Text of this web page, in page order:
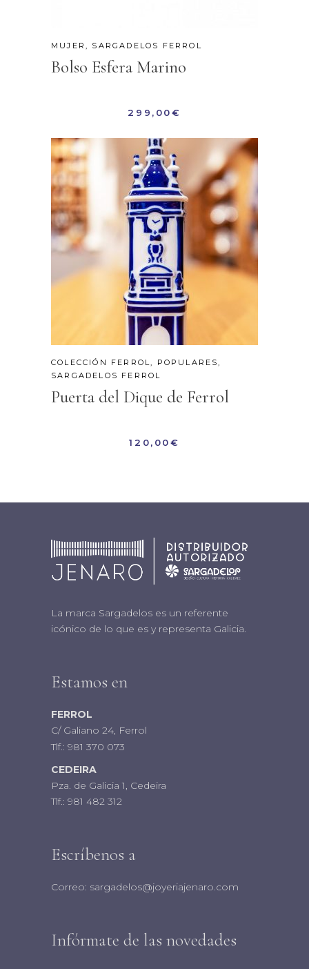
MUJER , SARGADELOS FERROL
Bolso Esfera Marino
299,00€
COLECCIÓN FERROL, POPULARES,
SARGADELOS FERROL
Puerta del Dique de Ferrol
120,00€
La marca Sargadelos es un referente
icónico de lo que es y representa Galicia.
Estamos en
FERROL
C/ Galiano 24, Ferrol
Tlf.: 981 370 073
CEDEIRA
Pza. de Galicia 1, Cedeira
Tlf.: 981 482 312
Escríbenos a
Correo: sargadelos@joyeriajenaro.com
Infórmate de las novedades